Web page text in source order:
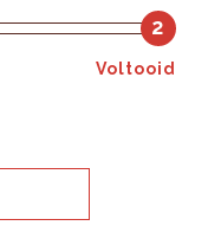
2
Voltooid